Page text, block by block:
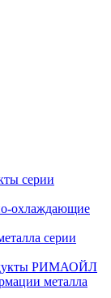
серии
охлаждающие
серии
РИМАОЙЛ
металла